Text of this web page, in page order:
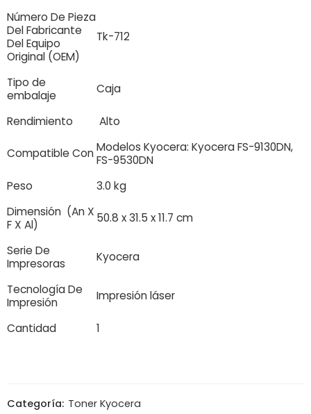
Número De Pieza
Del Fabricante
Del Equipo
Original (OEM)
Tk-712
Tipo de
embalaje
Caja
Rendimiento Alto
Compatible ConModelos Kyocera: Kyocera FS-9130DN,
FS-9530DN
Peso
3.0 kg
Dimensión (An X
F X Al)
50.8 x 31.5 x 11.7 cm
Serie De
Impresoras
Kyocera
Tecnología De
Impresión
Impresión láser
Cantidad 1
Categoría: Toner Kyocera